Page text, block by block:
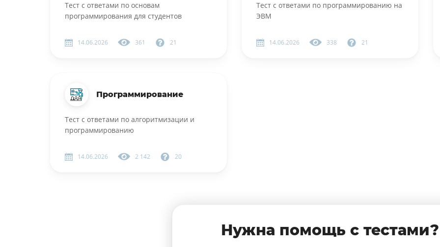
Тест с ответами по основам
программирования для студентов
14.06.2026 361 21
Тест с ответами по программированию на
ЭВМ
14.06.2026 338 21
Программирование
Тест с ответами по алгоритмизации и
программированию
14.06.2026 2 142 20
Нужна помощь с тестами?